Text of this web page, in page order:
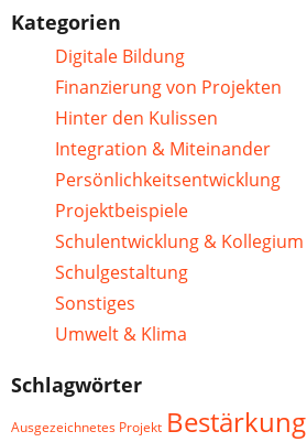
Kategorien
Digitale Bildung
Finanzierung von Projekten
Hinter den Kulissen
Integration & Miteinander
Persönlichkeitsentwicklung
Projektbeispiele
Schulentwicklung & Kollegium
Schulgestaltung
Sonstiges
Umwelt & Klima
Schlagwörter
Ausgezeichnetes Projekt Bestärkung